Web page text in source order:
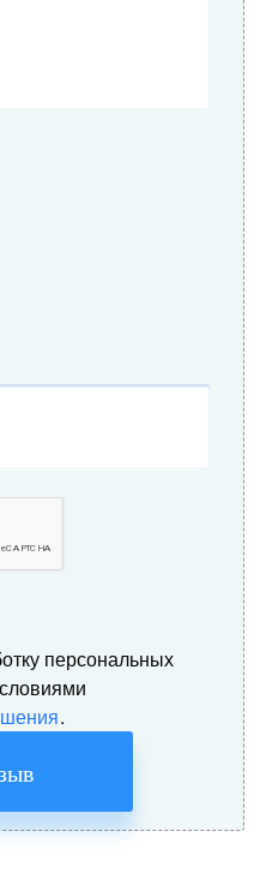
персональных
.